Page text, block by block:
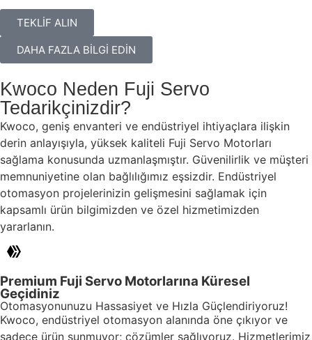
TEKLİF ALIN
DAHA FAZLA BİLGİ EDİN
Kwoco Neden Fuji Servo
Tedarikçinizdir?
Kwoco, geniş envanteri ve endüstriyel ihtiyaçlara ilişkin
derin anlayışıyla, yüksek kaliteli Fuji Servo Motorları
sağlama konusunda uzmanlaşmıştır. Güvenilirlik ve müşteri
memnuniyetine olan bağlılığımız eşsizdir. Endüstriyel
otomasyon projelerinizin gelişmesini sağlamak için
kapsamlı ürün bilgimizden ve özel hizmetimizden
yararlanın.
Premium Fuji Servo Motorlarına Küresel
Geçidiniz
Otomasyonunuzu Hassasiyet ve Hızla Güçlendiriyoruz!
Kwoco, endüstriyel otomasyon alanında öne çıkıyor ve
sadece ürün sunmuyor; çözümler sağlıyoruz. Hizmetlerimiz